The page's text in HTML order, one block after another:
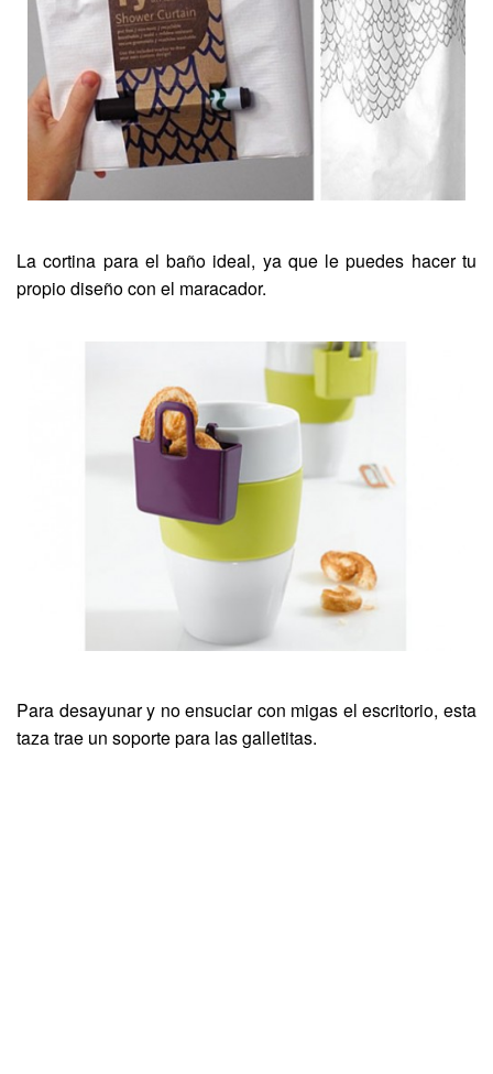
La cortina para el baño ideal, ya que le puedes hacer tu
propio diseño con el maracador.
Para desayunar y no ensuciar con migas el escritorio, esta
taza trae un soporte para las galletitas.